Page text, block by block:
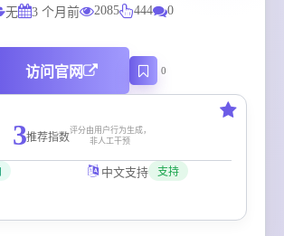
无 3 个月前 2085 444 0
访问官网 0
3推荐指数
评分由用户行为生成，
非人工干预
中文支持 支持